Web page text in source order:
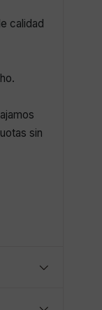
calidad
sin